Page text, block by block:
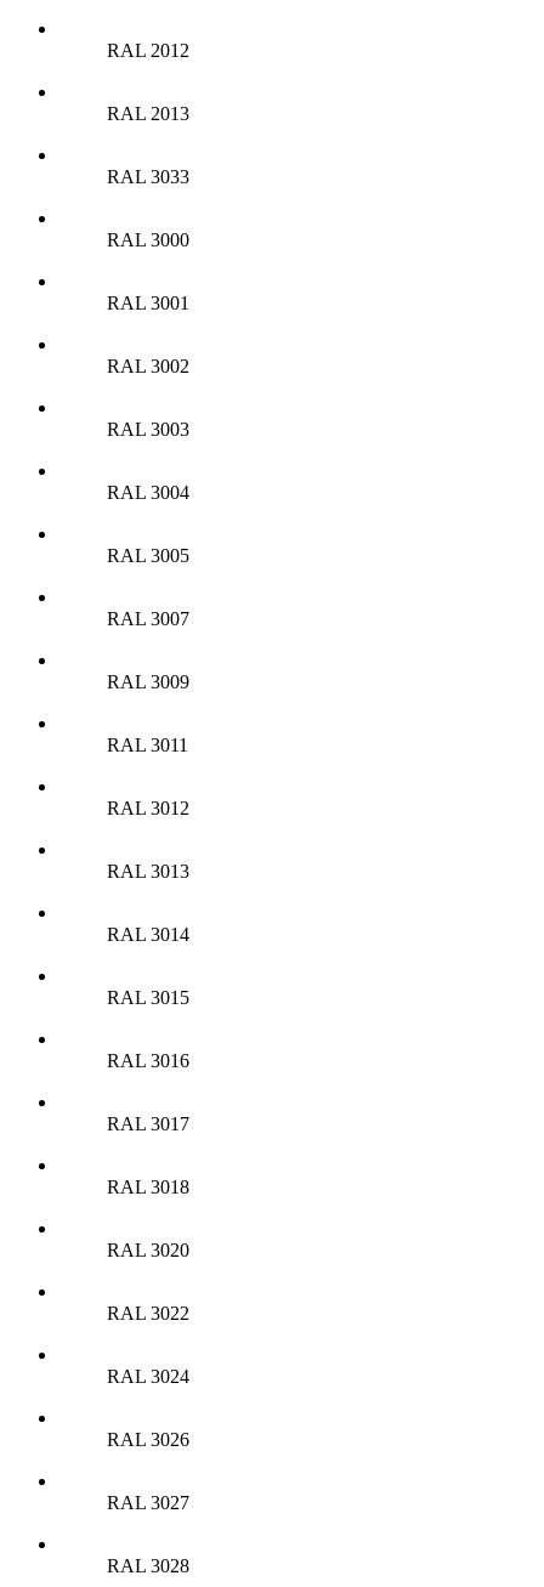
RAL 2012
RAL 2013
RAL 3033
RAL 3000
RAL 3001
RAL 3002
RAL 3003
RAL 3004
RAL 3005
RAL 3007
RAL 3009
RAL 3011
RAL 3012
RAL 3013
RAL 3014
RAL 3015
RAL 3016
RAL 3017
RAL 3018
RAL 3020
RAL 3022
RAL 3024
RAL 3026
RAL 3027
RAL 3028